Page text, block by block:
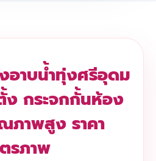
อาบน้ำทุ่งศรีอุดม
กระจกกั้นห้อง
ภาพสูง ราคา
รภาพ